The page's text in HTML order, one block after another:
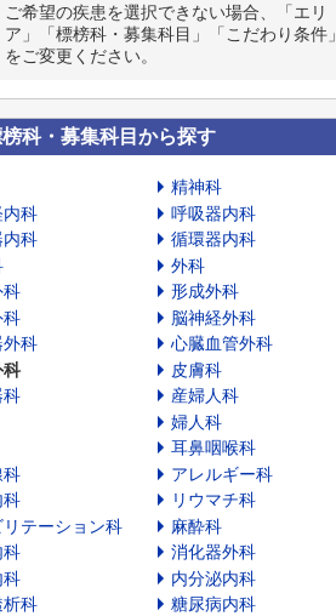
ご希望の疾患を選択できない場合、「エリ
ア」「標榜科・募集科目」「こだわり条件」
をご変更ください。
科・募集科目から探す
精神科
内科
呼吸器内科
内科
循環器内科
外科
科
形成外科
科
脳神経外科
外科
心臓血管外科
科
皮膚科
科
産婦人科
婦人科
耳鼻咽喉科
科
アレルギー科
科
リウマチ科
リテーション科
麻酔科
科
消化器外科
科
内分泌内科
析科
糖尿病内科